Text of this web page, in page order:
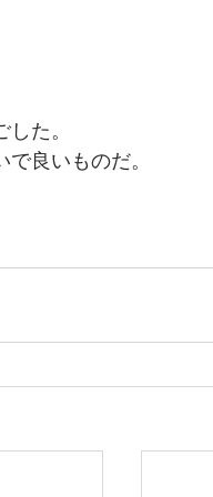
た。
良いものだ。